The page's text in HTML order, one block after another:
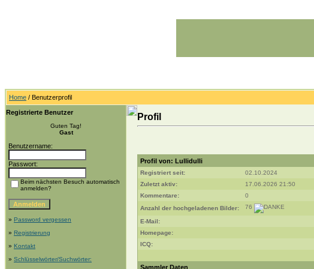
Home / Benutzerprofil
Registrierte Benutzer
Guten Tag!
Gast
Benutzername:
Passwort:
Beim nächsten Besuch automatisch
anmelden?
» Password vergessen
» Registrierung
» Kontakt
» Schlüsselwörter/Suchwörter:
Profil
Profil von: Lullidulli
Registriert seit:
02.10.2024
Zuletzt aktiv:
17.06.2026 21:50
Kommentare:
0
Anzahl der hochgeladenen Bilder:
76
E-Mail:
Homepage:
ICQ:
Sammler Daten